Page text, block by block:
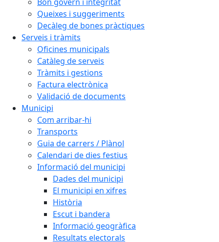
Queixes i suggeriments
Decàleg de bones pràctiques
Serveis i tràmits
Oficines municipals
Catàleg de serveis
Tràmits i gestions
Factura electrònica
Validació de documents
Municipi
Com arribar-hi
Transports
Guia de carrers / Plànol
Calendari de dies festius
Informació del municipi
Dades del municipi
El municipi en xifres
Història
Escut i bandera
Informació geogràfica
Resultats electorals